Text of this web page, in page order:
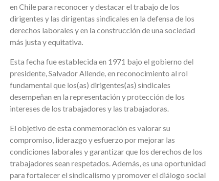
en Chile para reconocer y destacar el trabajo de los
dirigentes y las dirigentas sindicales en la defensa de los
derechos laborales y en la construcción de una sociedad
más justa y equitativa.
Esta fecha fue establecida en 1971 bajo el gobierno del
presidente, Salvador Allende, en reconocimiento al rol
fundamental que los(as) dirigentes(as) sindicales
desempeñan en la representación y protección de los
intereses de los trabajadores y las trabajadoras.
El objetivo de esta conmemoración es valorar su
compromiso, liderazgo y esfuerzo por mejorar las
condiciones laborales y garantizar que los derechos de los
trabajadores sean respetados. Además, es una oportunidad
para fortalecer el sindicalismo y promover el diálogo social